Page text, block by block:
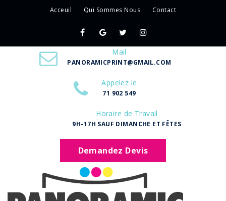
Acceuil Qui Sommes Nous Contact
Mail
PANORAMICPRINT@GMAIL.COM
Appelez le
71 902 549
Horaire de Travail
9H-17H SAUF DIMANCHE ET FÊTES
Demandez Devis